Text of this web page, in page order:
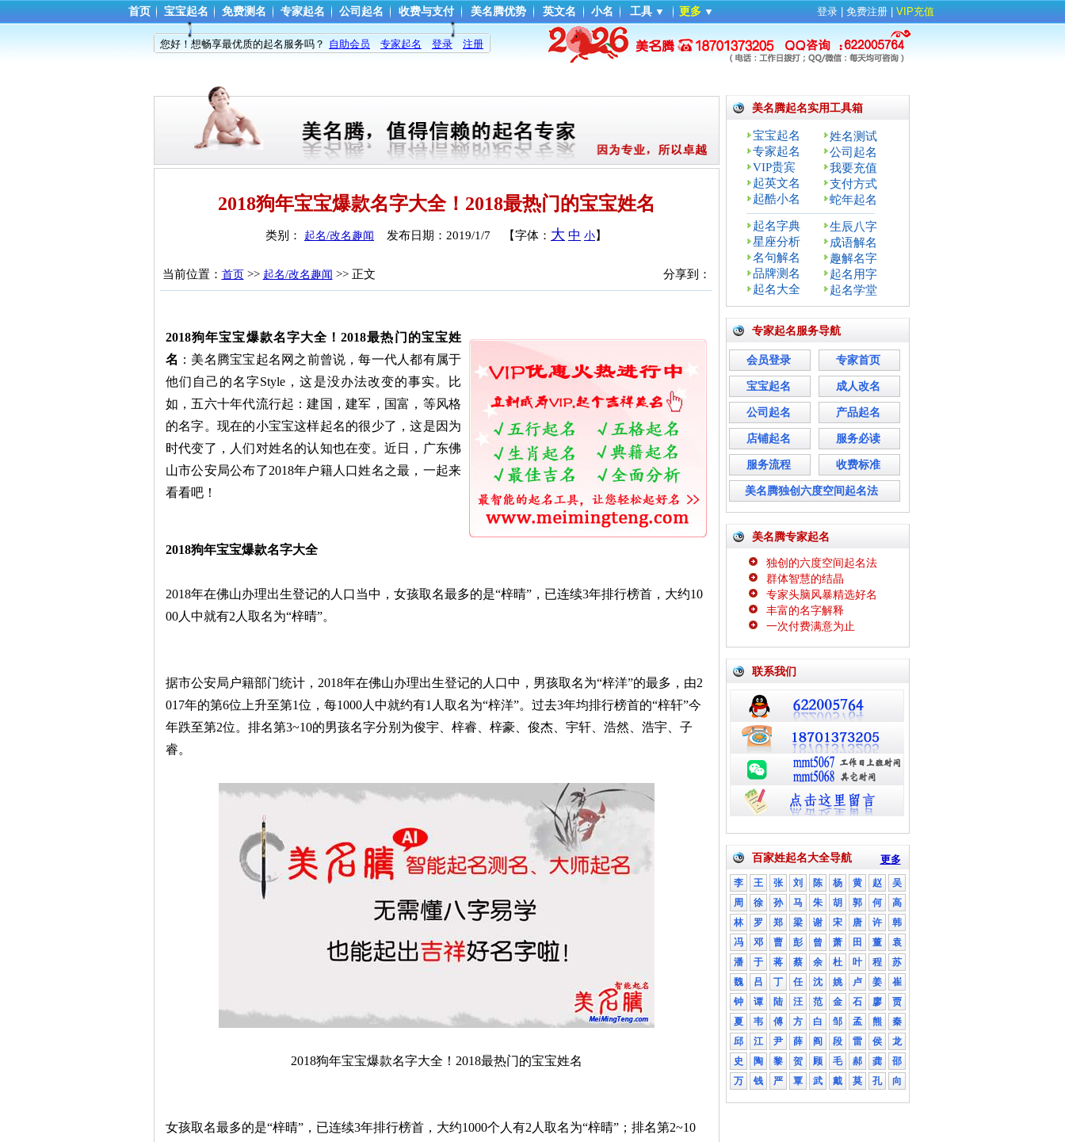
首页 宝宝起名 免费测名 专家起名 公司起名 收费与支付 美名腾优势 英文名 小名 工具 ▼ 更多 ▼ 登录 免费注册 VIP充值
您好！想畅享最优质的起名服务吗？ 自助会员 专家起名 登录 注册
2018狗年宝宝爆款名字大全！2018最热门的宝宝姓名
类别： 起名/改名趣闻 发布日期： 2019/1/7 【字体： 大 中 小 】
分享到：
当前位置： 首页>> 起名/改名趣闻 >> 正文
2018狗年宝宝爆款名字大全！2018最热门的宝宝姓
名 ：美名腾宝宝起名网之前曾说，每一代人都有属于
他们自己的名字Style，这是没办法改变的事实。比
如，五六十年代流行起：建国，建军，国富，等风格
的名字。现在的小宝宝这样起名的很少了，这是因为
时代变了，人们对姓名的认知也在变。近日，广东佛
山市公安局公布了2018年户籍人口姓名之最，一起来
看看吧！
2018狗年宝宝爆款名字大全
2018年在佛山办理出生登记的人口当中，女孩取名最多的是“梓晴”，已连续3年排行榜首，大约10
00人中就有2人取名为“梓晴”。
据市公安局户籍部门统计，2018年在佛山办理出生登记的人口中，男孩取名为“梓洋”的最多，由2
017年的第6位上升至第1位，每1000人中就约有1人取名为“梓洋”。过去3年均排行榜首的“梓轩”今
年跌至第2位。排名第3~10的男孩名字分别为俊宇、梓睿、梓豪、俊杰、宇轩、浩然、浩宇、子
睿。
2018狗年宝宝爆款名字大全！2018最热门的宝宝姓名
女孩取名最多的是“梓晴”，已连续3年排行榜首，大约1000个人有2人取名为“梓晴”；排名第2~10
美名腾起名实用工具箱
宝宝起名
姓名测试
专家起名
公司起名
VIP贵宾
我要充值
起英文名
支付方式
起酷小名
蛇年起名
起名字典
生辰八字
星座分析
成语解名
名句解名
趣解名字
品牌测名
起名用字
起名大全
起名学堂
专家起名服务导航
会员登录 专家首页
宝宝起名 成人改名
公司起名 产品起名
店铺起名 服务必读
服务流程 收费标准
美名腾独创六度空间起名法
美名腾专家起名
独创的六度空间起名法
群体智慧的结晶
专家头脑风暴精选好名
丰富的名字解释
一次付费满意为止
联系我们
更多
百家姓起名大全导航
李 王 张 刘 陈 杨 黄 赵
吴
周
徐 孙 马 朱 胡 郭 何
高
林
罗 郑 梁 谢 宋 唐 许
韩
冯
邓 曹 彭 曾 萧 田 董
袁
潘
于 蒋 蔡 余 杜 叶 程
苏
魏
吕 丁 任 沈 姚 卢 姜
崔
钟
谭 陆 汪 范 金 石 廖
贾
夏
韦 傅 方 白 邹 孟 熊
秦
邱
江 尹 薛 阎 段 雷 侯
龙
史
陶 黎 贺 顾 毛 郝 龚
邵
万
钱 严 覃 武 戴 莫 孔 向